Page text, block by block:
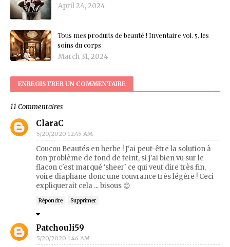
April 24, 2024
Tous mes produits de beauté ! Inventaire vol. 5, les
soins du corps
March 31, 2024
ENREGISTRER UN COMMENTAIRE
11 Commentaires
ClaraC
5/20/2020 12:45 AM
Coucou Beautés en herbe ! J'ai peut-être la solution à
ton problème de fond de teint, si j'ai bien vu sur le
flacon c'est marqué 'sheer' ce qui veut dire très fin,
voire diaphane donc une couvrance très légère ! Ceci
expliquerait cela ... bisous 😊
Répondre Supprimer
Patchouli59
5/20/2020 1:46 AM